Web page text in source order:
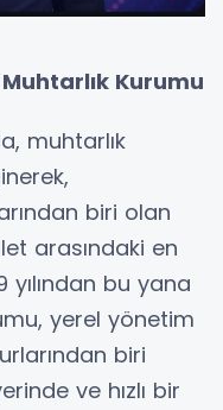
Kurumu
muhtarlık
biri olan
arasındaki en
bu yana
yerel yönetim
biri
ve hızlı bir